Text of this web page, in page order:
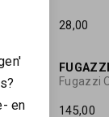
28,00
FUGAZZI
Fugazzi
145,00
en